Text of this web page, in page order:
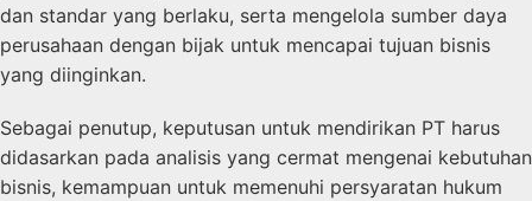
dan standar yang berlaku, serta mengelola sumber daya
perusahaan dengan bijak untuk mencapai tujuan bisnis
yang diinginkan.
Sebagai penutup, keputusan untuk mendirikan PT harus
didasarkan pada analisis yang cermat mengenai kebutuhan
bisnis, kemampuan untuk memenuhi persyaratan hukum